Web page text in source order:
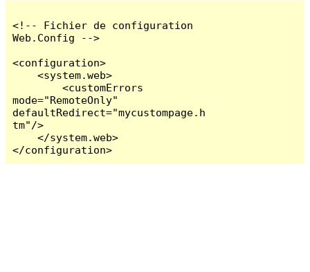
<!-- Fichier de configuration
Web.Config -->
<configuration>
    <system.web>
        <customErrors
mode="RemoteOnly"
defaultRedirect="mycustompage.h
tm"/>
    </system.web>
</configuration>